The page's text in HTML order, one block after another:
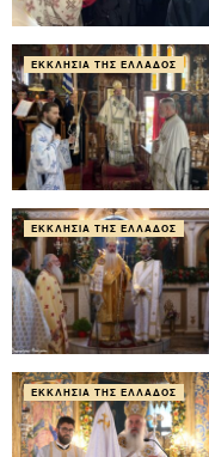
ΕΚΚΛΗΣΊΑ ΤΗΣ ΕΛΛΆΔΟΣ
ΕΚΚΛΗΣΊΑ ΤΗΣ ΕΛΛΆΔΟΣ
ΕΚΚΛΗΣΊΑ ΤΗΣ ΕΛΛΆΔΟΣ